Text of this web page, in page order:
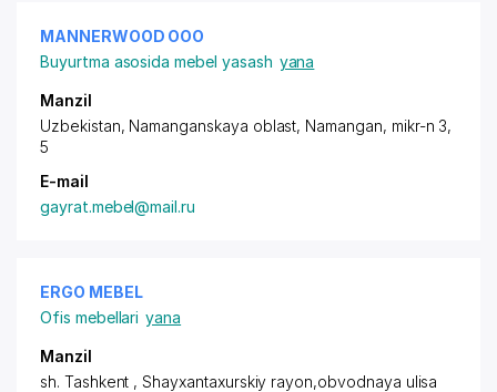
MANNERWOOD ООО
Buyurtma asosida mebel yasash yana
Manzil
Uzbekistan, Namanganskaya oblast, Namangan, mikr-n 3,
5
E-mail
gayrat.mebel@mail.ru
ERGO MEBEL
Ofis mebellari yana
Manzil
sh. Tashkent ,Shayxantaxurskiy rayon,obvodnaya ulisa